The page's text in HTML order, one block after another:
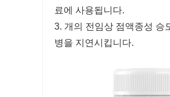
료에 사용됩니다.
3. 개의 전임상 점액종성 승
병을 지연시킵니다.